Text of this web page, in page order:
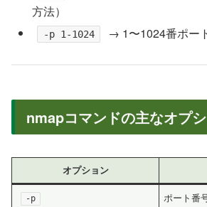
方法）
-p 1-1024 → 1〜1024番ポー
nmapコマンドの主なオプ
オプション
-p ポート番